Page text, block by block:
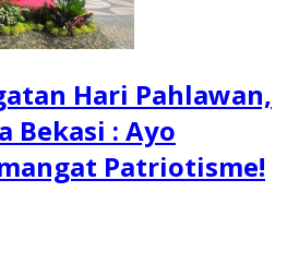
Hari Pahlawan,
Bekasi : Ayo
Patriotisme!